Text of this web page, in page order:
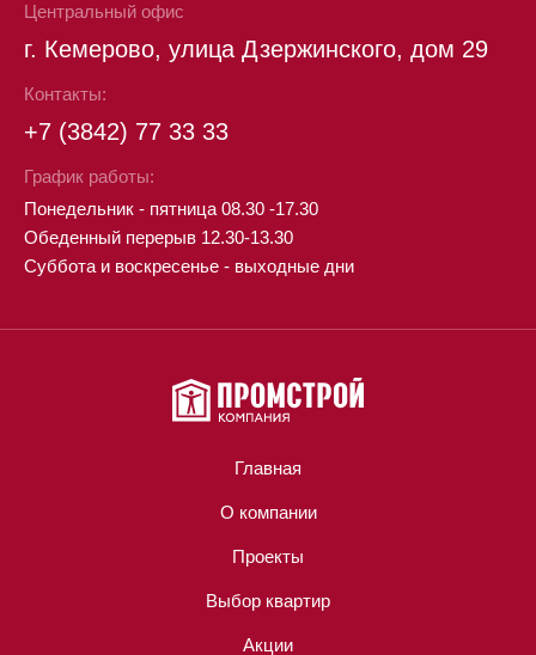
Центральный офис
г. Кемерово, улица Дзержинского, дом 29
Контакты:
+7 (3842) 77 33 33
График работы:
Понедельник - пятница 08.30 -17.30
Обеденный перерыв 12.30-13.30
Суббота и воскресенье - выходные дни
Главная
О компании
Проекты
Выбор квартир
Акции